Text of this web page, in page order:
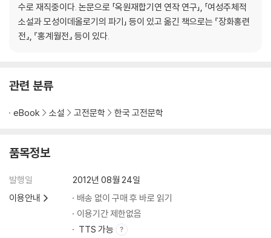
수로 재직중이다. 논문으로 「옥원재합기연 연작 연구」, 「여성주체적
소설과 모성이데올로기의 파기」 등이 있고 옮긴 책으로는 『장화홍련
전』, 『홍계월전』 등이 있다.
관련 분류
eBook 소설 고전문학 한국 고전문학
품목정보
발행일
2012년 08월 24일
이용안내
배송 없이 구매 후 바로 읽기
이용기간 제한없음
TTS 가능